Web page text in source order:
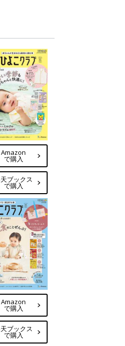
Amazon
で購入
ブックス
で購入
Amazon
で購入
ブックス
で購入